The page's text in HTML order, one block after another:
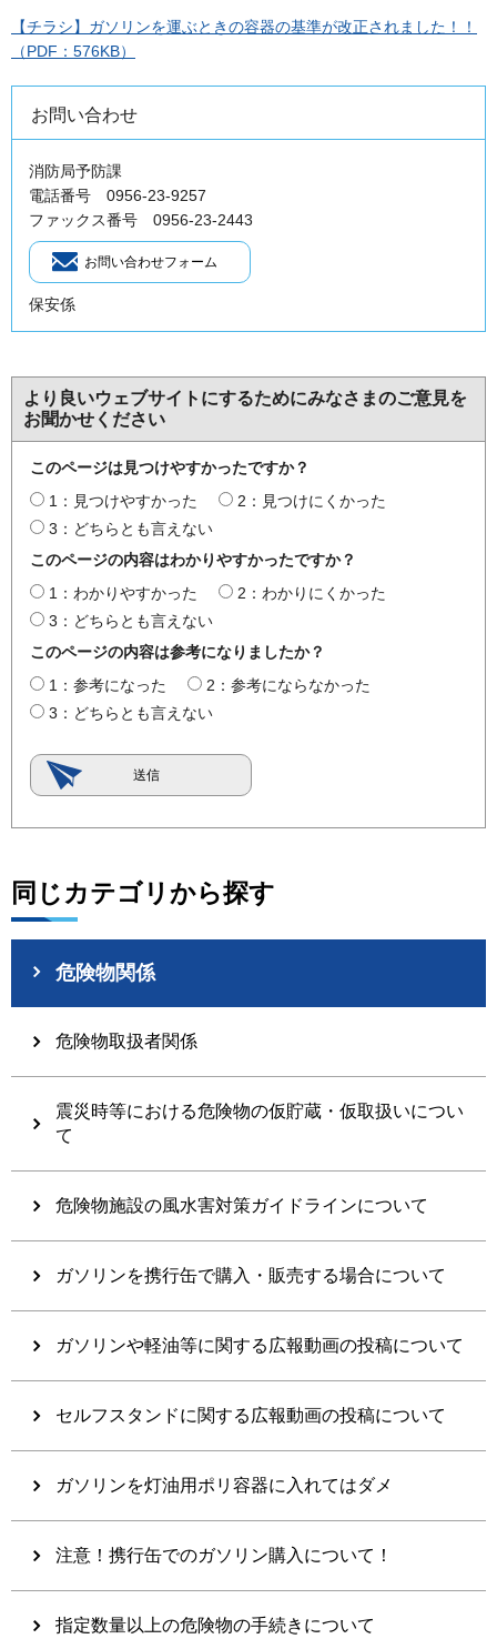
【チラシ】ガソリンを運ぶときの容器の基準が改正されました！！
（PDF：576KB）
お問い合わせ
消防局予防課
電話番号 0956-23-9257
ファックス番号 0956-23-2443
保安係
より良いウェブサイトにするためにみなさまのご意見を
お聞かせください
このページは見つけやすかったですか？
1：見つけやすかった
2：見つけにくかった
3：どちらとも言えない
このページの内容はわかりやすかったですか？
1：わかりやすかった
2：わかりにくかった
3：どちらとも言えない
このページの内容は参考になりましたか？
1：参考になった
2：参考にならなかった
3：どちらとも言えない
同じカテゴリから探す
危険物関係
危険物取扱者関係
震災時等における危険物の仮貯蔵・仮取扱いについ
て
危険物施設の風水害対策ガイドラインについて
ガソリンを携行缶で購入・販売する場合について
ガソリンや軽油等に関する広報動画の投稿について
セルフスタンドに関する広報動画の投稿について
ガソリンを灯油用ポリ容器に入れてはダメ
注意！携行缶でのガソリン購入について！
指定数量以上の危険物の手続きについて